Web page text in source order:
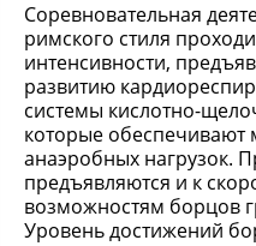
Соревновательная
римского стиля
интенсивности,
развитию
системы кислотно-
которые
анаэробных нагрузок.
предъявляются и к
возможностям борцов
Уровень достижений